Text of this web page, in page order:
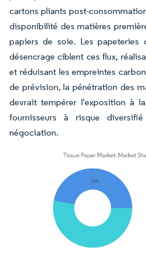
cartons pliants post-
disponibilité des matières
papiers de soie. Les papeteries
désencrage ciblent ces flux,
et réduisant les empreintes
de prévision, la pénétration des
devrait tempérer l'exposition à
fournisseurs à risque
négociation.